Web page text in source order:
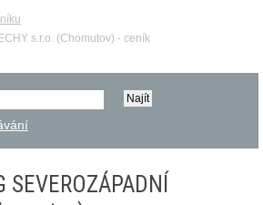
s.r.o. (Chomutov) - ceník